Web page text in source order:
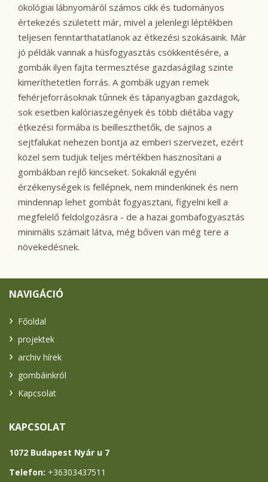
ökológiai lábnyomáról számos cikk és tudományos
értekezés született már, mivel a jelenlegi léptékben
teljesen fenntarthatatlanok az étkezési szokásaink. Már
jó példák vannak a húsfogyasztás csökkentésére, a
gombák ilyen fajta termesztése gazdaságilag szinte
kimeríthetetlen forrás. A gombák ugyan remek
fehérjeforrásoknak tűnnek és tápanyagban gazdagok,
sok esetben kalóriaszegények és több diétába vagy
étkezési formába is beilleszthetők, de sajnos a
sejtfalukat nehezen bontja az emberi szervezet, ezért
közel sem tudjuk teljes mértékben hasznosítani a
gombákban rejlő kincseket. Sokaknál egyéni
érzékenységek is fellépnek, nem mindenkinek és nem
mindennap lehet gombát fogyasztani, figyelni kell a
megfelelő feldolgozásra - de a hazai gombafogyasztás
minimális számait látva, még bőven van még tere a
növekedésnek.
NAVIGÁCIÓ
Főoldal
projektek
archiv hírek
gombáinkról
Kapcsolat
KAPCSOLAT
1072 Budapest Nyár u 7
Telefon: +36303437511